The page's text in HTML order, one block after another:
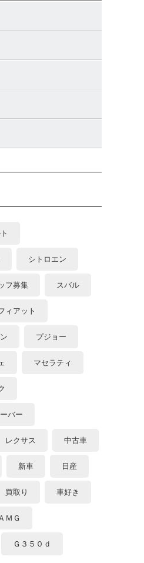
シトロエン
フ募集 スバル
ィアット
プジョー
マセラティ
バー
レクサス 中古車
新車 日産
買取り 車好き
ＡＭＧ
Ｇ３５０ｄ